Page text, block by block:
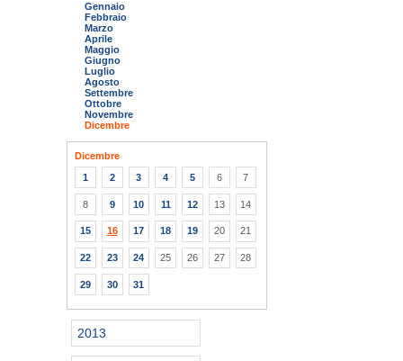
Gennaio
Febbraio
Marzo
Aprile
Maggio
Giugno
Luglio
Agosto
Settembre
Ottobre
Novembre
Dicembre
Dicembre
1
2 3 4 5 6 7
8 9 10 11 12 13 14
15 16 17 18 19 20 21
22 23 24 25 26 27 28
29 30 31
2013